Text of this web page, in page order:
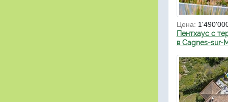
Цена:
Пентхаус с
в Cagnes-sur-